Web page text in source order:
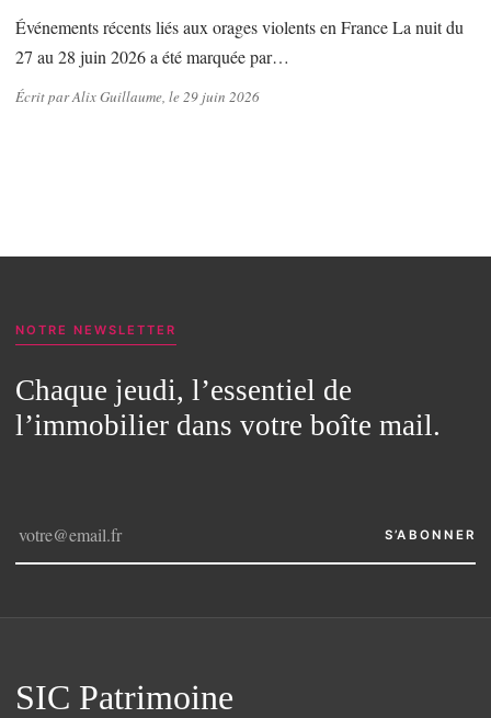
Événements récents liés aux orages violents en France La nuit du
27 au 28 juin 2026 a été marquée par…
Écrit par Alix Guillaume, le 29 juin 2026
NOTRE NEWSLETTER
Chaque jeudi, l’essentiel de
l’immobilier dans votre boîte mail.
S’ABONNER
SIC Patrimoine